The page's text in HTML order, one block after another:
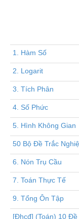
1. Hàm Số
2. Logarit
3. Tích Phân
4. Số Phức
5. Hình Không Gian
50 Bộ Đề Trắc
6. Nón Trụ Cầu
7. Toán Thực Tế
9. Tổng Ôn Tập
[Đhcđ] (Toán) 10